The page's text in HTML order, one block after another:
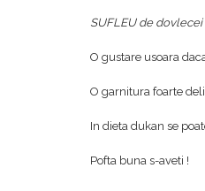
SUFLEU de dovlecei
O gustare usoara
O garnitura foarte
In dieta dukan se
Pofta buna s-aveti !